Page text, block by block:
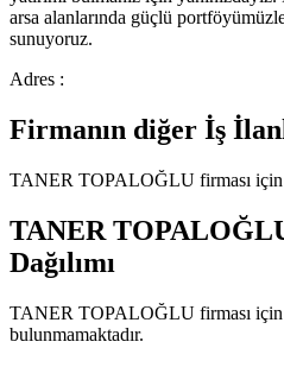
arsa alanlarında güçlü
sunuyoruz.
Adres :
Firmanın diğer İş
TANER TOPALOĞLU firması
TANER
Dağılımı
TANER TOPALOĞLU firması
bulunmamaktadır.